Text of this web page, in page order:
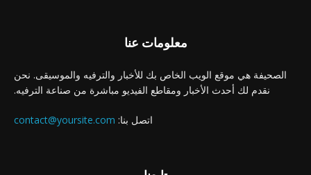
معلومات عنا
الصحيفة هي موقع الويب الخاص بك للأخبار والترفيه والموسيقى. نحن
نقدم لك أحدث الأخبار ومقاطع الفيديو مباشرة من صناعة الترفيه.
اتصل بنا: contact@yoursite.com